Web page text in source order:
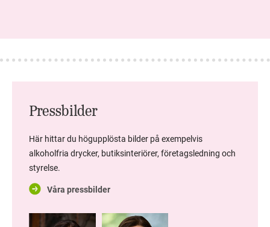
Pressbilder
Här hittar du högupplösta bilder på exempelvis
alkoholfria drycker, butiksinteriörer, företagsledning och
styrelse.
Våra pressbilder